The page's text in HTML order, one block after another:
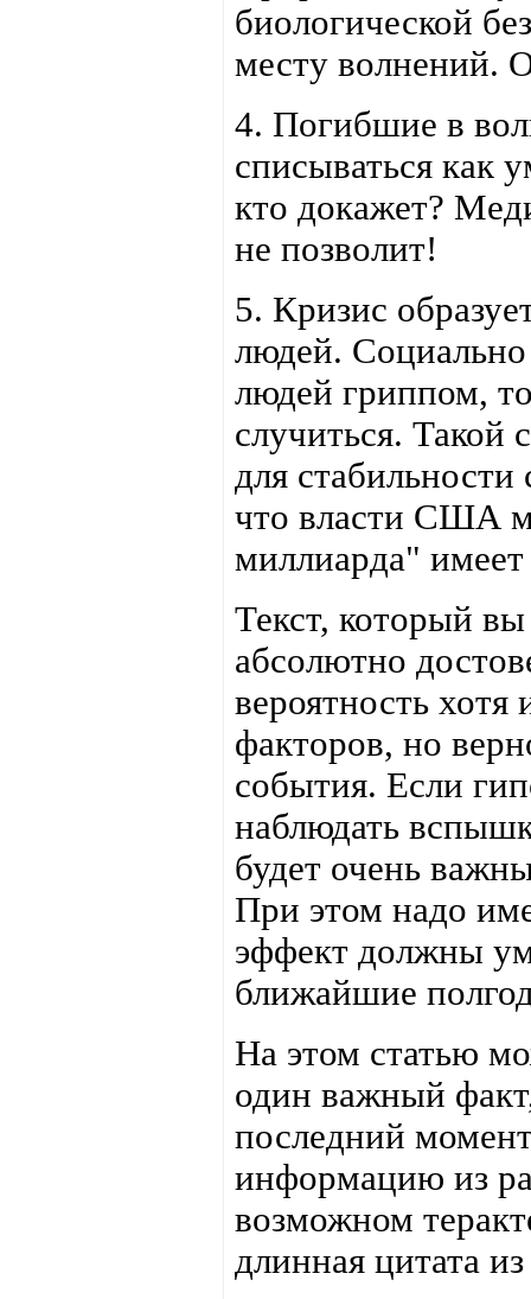
биологической
месту волнений.
4. Погибшие в
списываться как
кто докажет?
не позволит!
5. Кризис
людей. Социально
людей гриппом,
случиться.
для
что власти США
миллиарда"
Текст, который
абсолютно
вероятность
факторов, но
события. Если
наблюдать
будет очень
При этом надо
эффект должны
ближайшие
На этом статью
один важный
последний
информацию из
возможном
длинная цитата